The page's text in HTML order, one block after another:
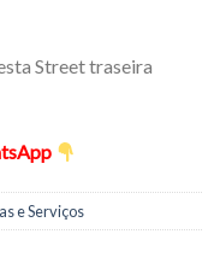
Street traseira
e Serviços